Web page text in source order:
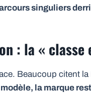
singuliers
: la « classe
Beaucoup citent
la marque